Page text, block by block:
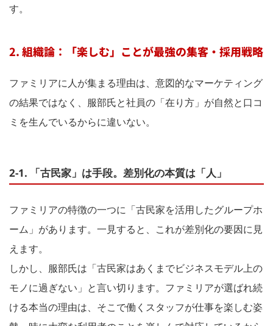
す。
2. 組織論：「楽しむ」ことが最強の集客・採用戦略
ファミリアに人が集まる理由は、意図的なマーケティング
の結果ではなく、服部氏と社員の「在り方」が自然と口コ
ミを生んでいるからに違いない。
2-1. 「古民家」は手段。差別化の本質は「人」
ファミリアの特徴の一つに「古民家を活用したグループホ
ーム」があります。一見すると、これが差別化の要因に見
えます。
しかし、服部氏は「古民家はあくまでビジネスモデル上の
モノに過ぎない」と言い切ります。ファミリアが選ばれ続
ける本当の理由は、そこで働くスタッフが仕事を楽しむ姿